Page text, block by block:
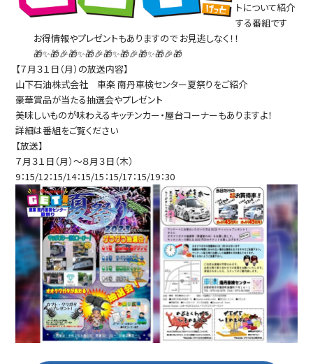
トについて紹介
する番組です
お得情報やプレゼントもありますので お見逃しなく！！
🎁✨🎁🎉🎁✨🎁🎉🎁✨🎁🎉🎁✨🎁🎉🎁
【７月３１日（月）の放送内容】
山下石油株式会社 車楽 南丹車検センター夏祭りをご紹介
豪華賞品が当たる抽選会やプレゼント
美味しいものが味わえるキッチンカー・屋台コーナーもありますよ！
詳細は番組をご覧ください
【放送】
７月３１日（月）～８月３日（木）
9：15/12：15/14：15/15：15/17：15/19：30